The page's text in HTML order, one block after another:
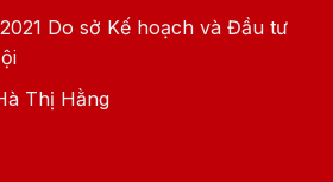
Do sở Kế hoạch và Đầu tư
Thị Hằng